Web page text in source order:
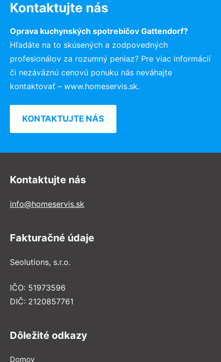
Kontaktujte nás
Oprava kuchynských spotrebičov Gattendorf?
Hľadáte na to skúsených a zodpovedných
profesionálov za rozumný peniaz? Pre viac informácií
či nezáväznú cenovú ponuku nás neváhajte
kontaktovať – www.homeservis.sk.
KONTAKTUJTE NÁS
Kontaktujte nás
info@homeservis.sk
Fakturačné údaje
Seolutions, s.r.o.
IČO: 51973596
DIČ: 2120857761
Dôležité odkazy
Domov